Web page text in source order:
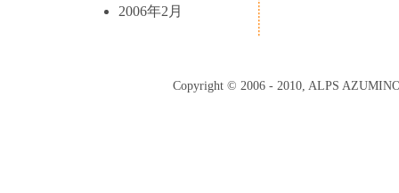
2006年2月
Copyright © 2006 - 2010, ALPS